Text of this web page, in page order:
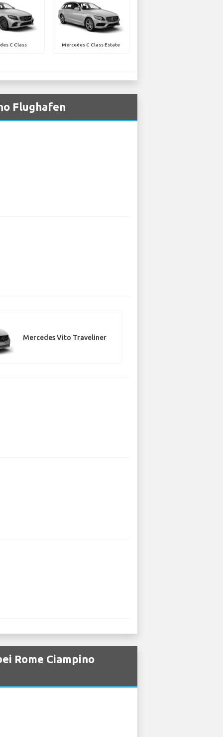
C Class Mercedes C Class Estate
Flughafen
Mercedes Vito Traveliner
Rome Ciampino